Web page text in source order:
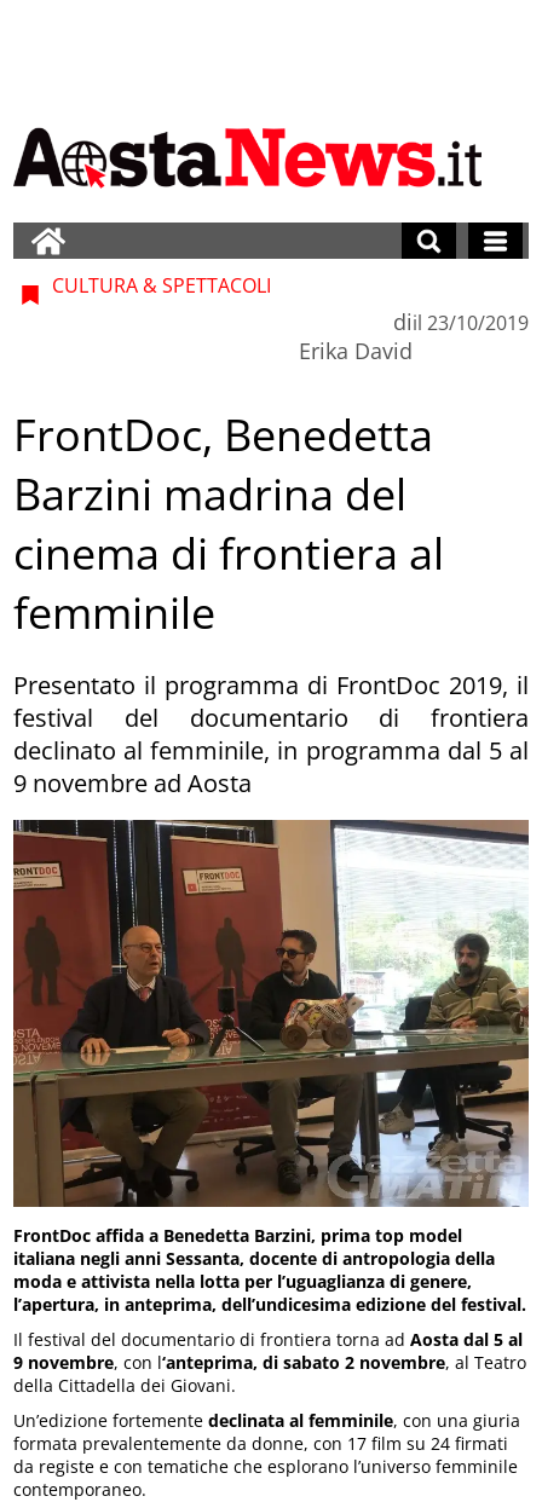
CULTURA & SPETTACOLI
di
Erika David
il 23/10/2019
FrontDoc, Benedetta
Barzini madrina del
cinema di frontiera al
femminile
Presentato il programma di FrontDoc 2019, il
festival del documentario di frontiera
declinato al femminile, in programma dal 5 al
9 novembre ad Aosta
FrontDoc affida a Benedetta Barzini, prima top model
italiana negli anni Sessanta, docente di antropologia della
moda e attivista nella lotta per l’uguaglianza di genere,
l’apertura, in anteprima, dell’undicesima edizione del festival.
Il festival del documentario di frontiera torna adAosta dal 5 al
9 novembre, con l‘anteprima, di sabato 2 novembre, al Teatro
della Cittadella dei Giovani.
Un’edizione fortemente declinata al femminile, con una giuria
formata prevalentemente da donne, con 17 film su 24 firmati
da registe e con tematiche che esplorano l’universo femminile
contemporaneo.